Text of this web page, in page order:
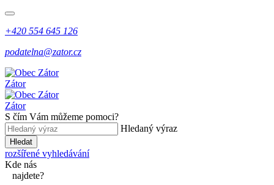
+420 554 645 126
podatelna@zator.cz
Zátor
Zátor
S čím Vám můžeme pomoci?
Hledaný výraz
Hledat
rozšířené vyhledávání
Kde nás
najdete?